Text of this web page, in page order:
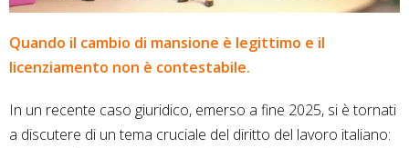
Quando il cambio di mansione è legittimo e il
licenziamento non è contestabile.
In un recente caso giuridico, emerso a fine 2025, si è tornati
a discutere di un tema cruciale del diritto del lavoro italiano: